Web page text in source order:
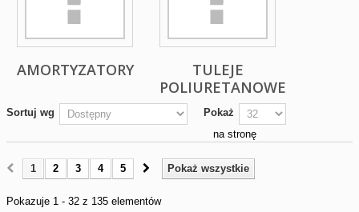
AMORTYZATORY
TULEJE
POLIURETANOWE
Sortuj wg
Pokaż
na stronę
Pokaż wszystkie
1 2 3 4 5
Pokazuje 1 - 32 z 135 elementów